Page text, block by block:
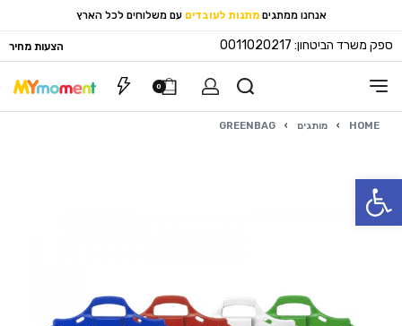
פתח סרגל נגישות
אנחנו ממתגים מתנות לעובדים עם משלוחים לכל הארץ
ספק משרד הביטחון: 0011020217 הצעות מחיר
0
HOME
› מותגים ›
GREENBAG